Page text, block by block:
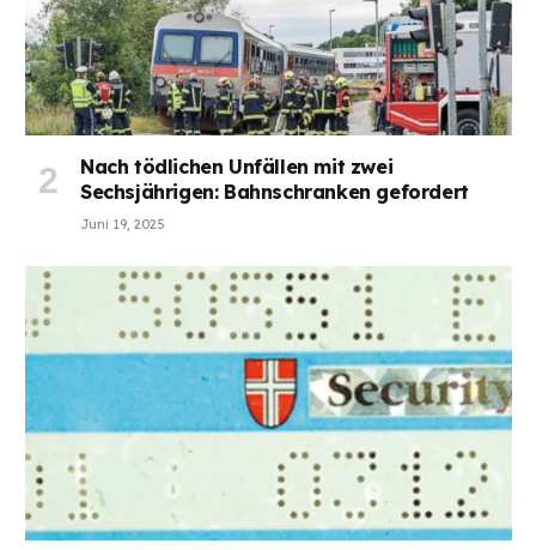
Nach tödlichen Unfällen mit zwei
Sechsjährigen: Bahnschranken gefordert
Juni 19, 2025